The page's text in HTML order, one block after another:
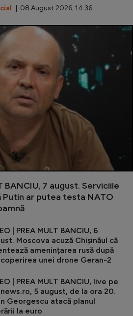
| 08 August 2026, 14:36
BANCIU, 7 august. Serviciile
Putin ar putea testa NATO
| PREA MULT BANCIU, 6
Moscova acuză Chișinăul că
amenințarea rusă după
unei drone Geran-2
| PREA MULT BANCIU, live pe
5 august, de la ora 20.
Georgescu atacă planul
la euro